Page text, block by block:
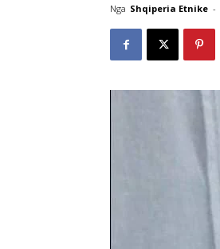
Nga Shqiperia Etnike -